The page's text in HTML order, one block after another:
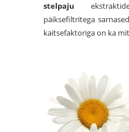
stelpaju
päiksefiltritega
kaitsefaktoriga on ka